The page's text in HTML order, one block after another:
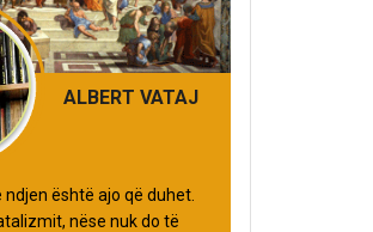
ALBERT VATAJ
ndjen është ajo që duhet.
nëse nuk do të